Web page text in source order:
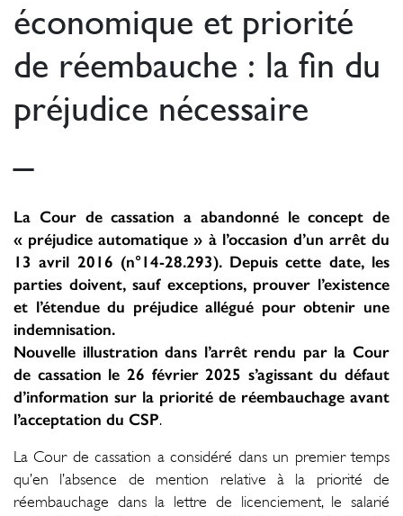
économique et priorité
de réembauche : la fin du
préjudice nécessaire
La Cour de cassation a abandonné le concept de
« préjudice automatique » à l’occasion d’un arrêt du
13 avril 2016 (n°14-28.293). Depuis cette date, les
parties doivent, sauf exceptions, prouver l’existence
et l’étendue du préjudice allégué pour obtenir une
indemnisation.
Nouvelle illustration dans l’arrêt rendu par la Cour
de cassation le 26 février 2025 s’agissant du défaut
d’information sur la priorité de réembauchage avant
l’acceptation du CSP.
La Cour de cassation a considéré dans un premier temps
qu’en l’absence de mention relative à la priorité de
réembauchage dans la lettre de licenciement, le salarié